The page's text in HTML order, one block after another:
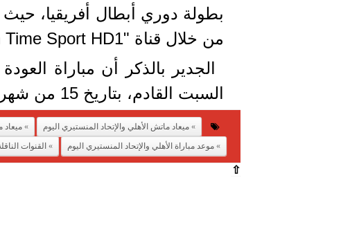
بطولة دوري أبطال أفريقيا،
من خلال قناة "On Time Sport HD1".
الجدير بالذكر أن مباراة
السبت القادم، بتاريخ 15 من شهر أكتوبر الجاري.
ميعاد ماتش الأهلي والإتحاد المنستيري اليوم
ميعاد
موعد مباراة الأهلي والإتحاد المنستيري اليوم
القنوات
⇧